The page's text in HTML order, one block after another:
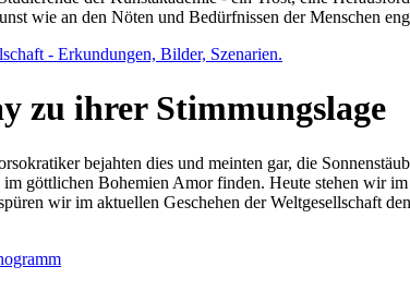
wie an den Nöten und Bedürfnissen der Menschen
- Erkundungen, Bilder, Szenarien.
zu ihrer Stimmungslage
bejahten dies und meinten gar, die
göttlichen Bohemien Amor finden. Heute stehen wir
wir im aktuellen Geschehen der Weltgesellschaft